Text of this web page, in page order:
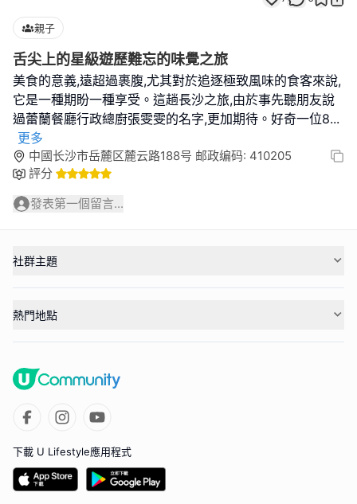
親子
舌尖上的星級遊歷難忘的味覺之旅
美食的意義,遠超過裹腹,尤其對於追逐極致風味的食客來說,
它是一種期盼一種享受。這趟長沙之旅,由於事先聽朋友說
過蕾蘭餐廳行政總廚張雯雯的名字,更加期待。好奇一位8...
更多
中國长沙市岳麓区麓云路188号 邮政编码: 410205
評分
發表第一個留言...
社群主題
熱門地點
下載 U Lifestyle應用程式